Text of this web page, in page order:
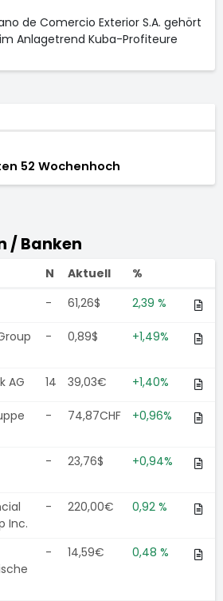
de Comercio Exterior S.A. gehört
Anlagetrend Kuba-Profiteure
52 Wochenhoch
/ Banken
N Aktuell
%
- 61,26$ 2,39 %
- 0,89$ +1,49%
AG 14 39,03€ +1,40%
- 74,87CHF +0,96%
- 23,76$ +0,94%
Inc.
- 220,00€ 0,92 %
- 14,59€ 0,48 %